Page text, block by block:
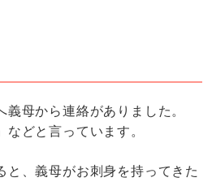
母から連絡がありました。
どと言っています。
と、義母がお刺身を持ってきた